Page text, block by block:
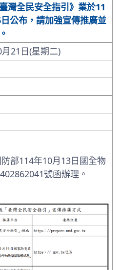
灣全民安全指引》業於11
公布，請加強宣傳推廣並
21日(星期二)
部114年10月13日國全物
號函辦理。